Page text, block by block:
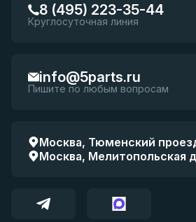
8 (495) 223-35-44
Круглосуточная линия
info@5parts.ru
Пишите по любым вопросам
Москва, Тюменский
Москва, Мелитопольская